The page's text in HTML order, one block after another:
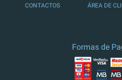
CONTACTOS ÁREA DE
Formas de